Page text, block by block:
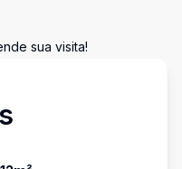
sua visita!